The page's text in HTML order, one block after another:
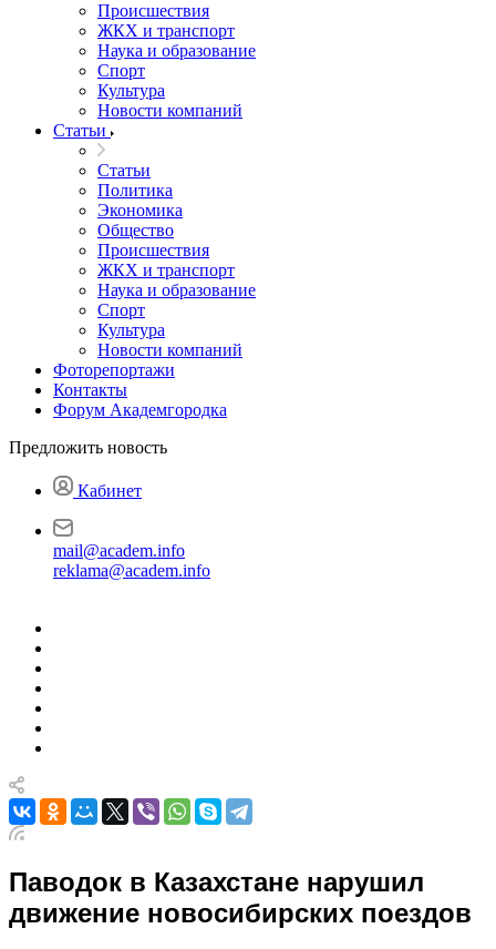
Происшествия
ЖКХ и транспорт
Наука и образование
Спорт
Культура
Новости компаний
Статьи
Статьи
Политика
Экономика
Общество
Происшествия
ЖКХ и транспорт
Наука и образование
Спорт
Культура
Новости компаний
Фоторепортажи
Контакты
Форум Академгородка
Предложить новость
Кабинет
mail@academ.info
reklama@academ.info
Паводок в Казахстане нарушил
движение новосибирских поездов